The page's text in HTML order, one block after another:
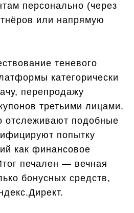
персонально (через
или напрямую
теневого
категорически
перепродажу
третьими лицами.
отслеживают подобные
попытку
как финансовое
печален — вечная
бонусных средств,